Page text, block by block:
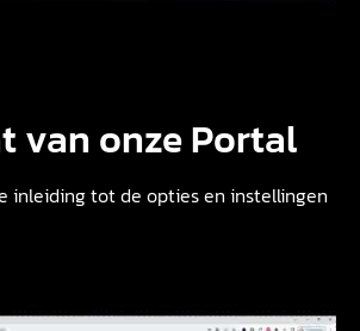
van onze Portal
inleiding tot de opties en instellingen